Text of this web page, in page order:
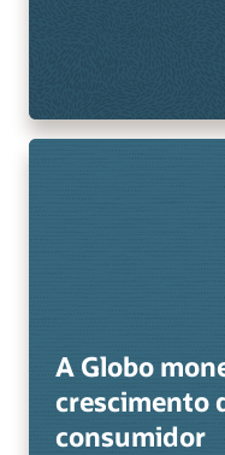
A Globo
crescimento
consumidor